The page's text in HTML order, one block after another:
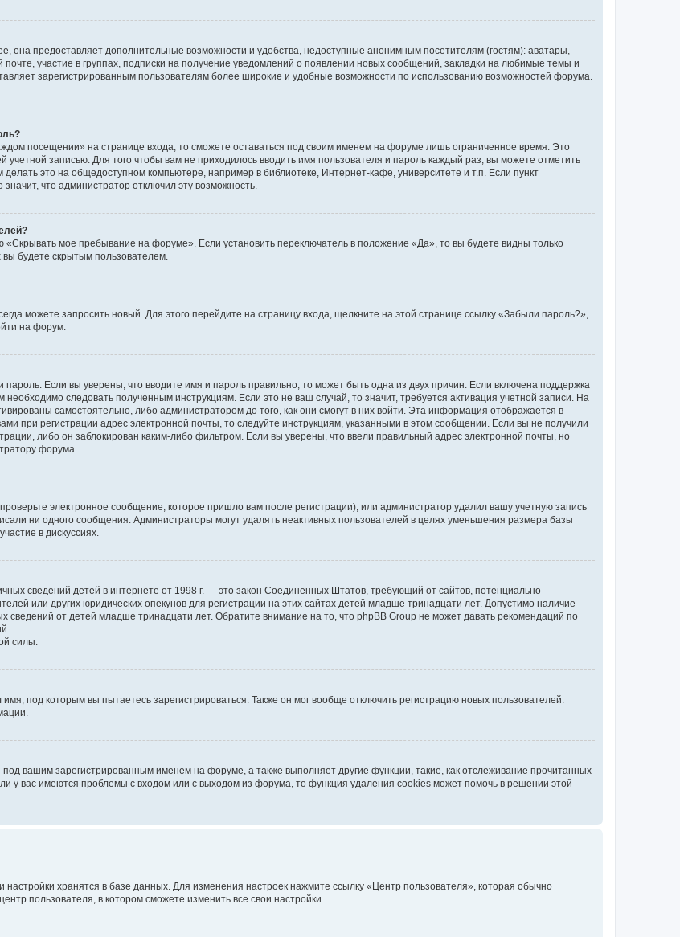
она предоставляет дополнительные возможности и удобства, недоступные анонимным посетителям (гостям): аватары,
участие в группах, подписки на получение уведомлений о появлении новых сообщений, закладки на любимые темы и
зарегистрированным пользователям более широкие и удобные возможности по использованию возможностей форума.
посещении» на странице входа, то сможете оставаться под своим именем на форуме лишь ограниченное время. Это
учетной записью. Для того чтобы вам не приходилось вводить имя пользователя и пароль каждый раз, вы можете отметить
это на общедоступном компьютере, например в библиотеке, Интернет-кафе, университете и т.п. Если пункт
что администратор отключил эту возможность.
мое пребывание на форуме». Если установить переключатель в положение «Да», то вы будете видны только
будете скрытым пользователем.
можете запросить новый. Для этого перейдите на страницу входа, щелкните на этой странице ссылку «Забыли пароль?»,
на форум.
Если вы уверены, что вводите имя и пароль правильно, то может быть одна из двух причин. Если включена поддержка
следовать полученным инструкциям. Если это не ваш случай, то значит, требуется активация учетной записи. На
самостоятельно, либо администратором до того, как они смогут в них войти. Эта информация отображается в
при регистрации адрес электронной почты, то следуйте инструкциям, указанными в этом сообщении. Если вы не получили
либо он заблокирован каким-либо фильтром. Если вы уверены, что ввели правильный адрес электронной почты, но
форума.
электронное сообщение, которое пришло вам после регистрации), или администратор удалил вашу учетную запись
ни одного сообщения. Администраторы могут удалять неактивных пользователей в целях уменьшения размера базы
в дискуссиях.
сведений детей в интернете от 1998 г. — это закон Соединенных Штатов, требующий от сайтов, потенциально
или других юридических опекунов для регистрации на этих сайтах детей младше тринадцати лет. Допустимо наличие
сведений от детей младше тринадцати лет. Обратите внимание на то, что phpBB Group не может давать рекомендаций по
силы.
под которым вы пытаетесь зарегистрироваться. Также он мог вообще отключить регистрацию новых пользователей.
вашим зарегистрированным именем на форуме, а также выполняет другие функции, такие, как отслеживание прочитанных
у вас имеются проблемы с входом или с выходом из форума, то функция удаления cookies может помочь в решении этой
хранятся в базе данных. Для изменения настроек нажмите ссылку «Центр пользователя», которая обычно
пользователя, в котором сможете изменить все свои настройки.